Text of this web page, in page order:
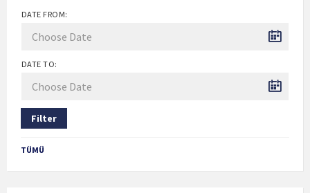
DATE FROM:
DATE TO:
Filter
TÜMÜ